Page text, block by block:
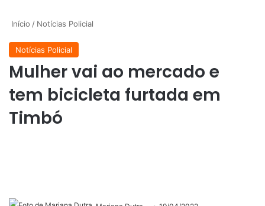
Início / Notícias Policial
Notícias Policial
Mulher vai ao mercado e
tem bicicleta furtada em
Timbó